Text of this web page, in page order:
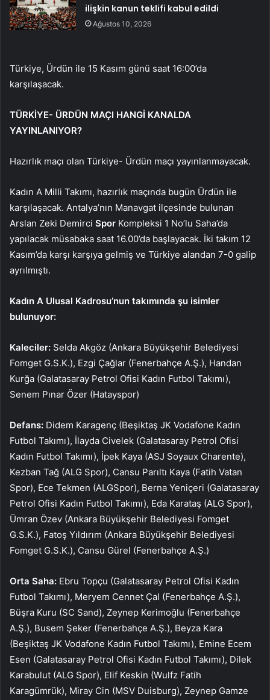
ilişkin kanun teklifi kabul edildi
Ağustos 10, 2026
Türkiye, Ürdün ile 15 Kasım günü saat 16:00’da
karşılaşacak.
TÜRKİYE- ÜRDÜN MAÇI HANGİ KANALDA
YAYINLANIYOR?
Hazırlık maçı olan Türkiye- Ürdün maçı yayınlanmayacak.
Kadın A Milli Takımı, hazırlık maçında bugün Ürdün ile
karşılaşacak. Antalya’nın Manavgat ilçesinde bulunan
Arslan Zeki Demirci Spor Kompleksi 1 No’lu Saha’da
yapılacak müsabaka saat 16.00’da başlayacak. İki takım 12
Kasım’da karşı karşıya gelmiş ve Türkiye alandan 7-0 galip
ayrılmıştı.
Kadın A Ulusal Kadrosu’nun takımında şu isimler
bulunuyor:
Kaleciler: Selda Akgöz (Ankara Büyükşehir Belediyesi
Fomget G.S.K.), Ezgi Çağlar (Fenerbahçe A.Ş.), Handan
Kurğa (Galatasaray Petrol Ofisi Kadın Futbol Takımı),
Senem Pınar Özer (Hatayspor)
Defans: Didem Karagenç (Beşiktaş JK Vodafone Kadın
Futbol Takımı), İlayda Civelek (Galatasaray Petrol Ofisi
Kadın Futbol Takımı), İpek Kaya (ASJ Soyaux Charente),
Kezban Tağ (ALG Spor), Cansu Parıltı Kaya (Fatih Vatan
Spor), Ece Tekmen (ALGSpor), Berna Yeniçeri (Galatasaray
Petrol Ofisi Kadın Futbol Takımı), Eda Karataş (ALG Spor),
Ümran Özev (Ankara Büyükşehir Belediyesi Fomget
G.S.K.), Fatoş Yıldırım (Ankara Büyükşehir Belediyesi
Fomget G.S.K.), Cansu Gürel (Fenerbahçe A.Ş.)
Orta Saha: Ebru Topçu (Galatasaray Petrol Ofisi Kadın
Futbol Takımı), Meryem Cennet Çal (Fenerbahçe A.Ş.),
Büşra Kuru (SC Sand), Zeynep Kerimoğlu (Fenerbahçe
A.Ş.), Busem Şeker (Fenerbahçe A.Ş.), Beyza Kara
(Beşiktaş JK Vodafone Kadın Futbol Takımı), Emine Ecem
Esen (Galatasaray Petrol Ofisi Kadın Futbol Takımı), Dilek
Karabulut (ALG Spor), Elif Keskin (Wulfz Fatih
Karagümrük), Miray Cin (MSV Duisburg), Zeynep Gamze